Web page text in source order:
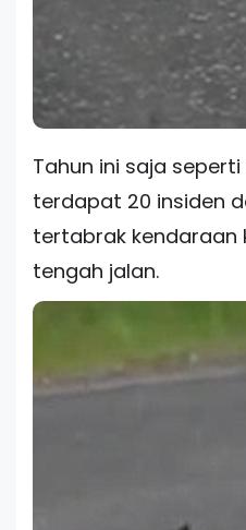
Tahun ini saja
terdapat 20 insiden
tertabrak kendaraan
tengah jalan.